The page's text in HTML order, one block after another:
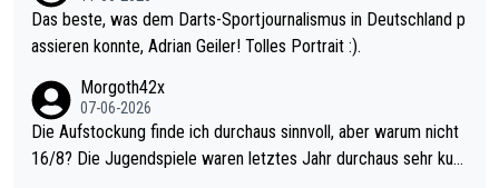
Das beste, was dem Darts-Sportjournalismus in Deutschland p
assieren konnte, Adrian Geiler! Tolles Portrait :).
Morgoth42x
07-06-2026
Die Aufstockung finde ich durchaus sinnvoll, aber warum nicht
16/8? Die Jugendspiele waren letztes Jahr durchaus sehr kurz